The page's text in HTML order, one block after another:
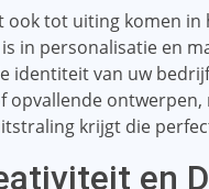
ook tot uiting komen
in personalisatie en
identiteit van uw
opvallende
krijgt die
en